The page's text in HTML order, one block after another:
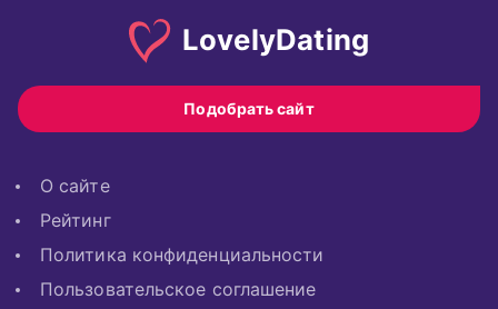
LovelyDating
Подобрать сайт
О сайте
Рейтинг
Политика конфиденциальности
Пользовательское соглашение